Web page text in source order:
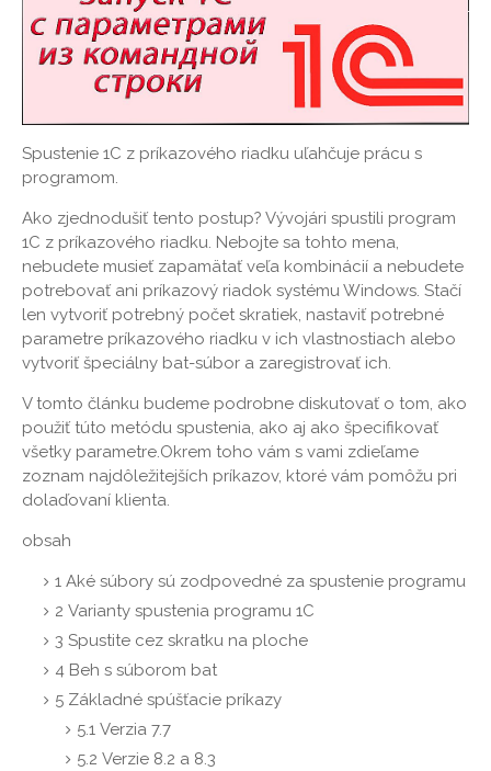
Spustenie 1C z príkazového riadku uľahčuje prácu s
programom.
Ako zjednodušiť tento postup? Vývojári spustili program
1C z príkazového riadku. Nebojte sa tohto mena,
nebudete musieť zapamätať veľa kombinácií a nebudete
potrebovať ani príkazový riadok systému Windows. Stačí
len vytvoriť potrebný počet skratiek, nastaviť potrebné
parametre príkazového riadku v ich vlastnostiach alebo
vytvoriť špeciálny bat-súbor a zaregistrovať ich.
V tomto článku budeme podrobne diskutovať o tom, ako
použiť túto metódu spustenia, ako aj ako špecifikovať
všetky parametre.Okrem toho vám s vami zdieľame
zoznam najdôležitejších príkazov, ktoré vám pomôžu pri
dolaďovaní klienta.
obsah
1 Aké súbory sú zodpovedné za spustenie programu
2 Varianty spustenia programu 1C
3 Spustite cez skratku na ploche
4 Beh s súborom bat
5 Základné spúšťacie príkazy
5.1 Verzia 7.7
5.2 Verzie 8.2 a 8.3